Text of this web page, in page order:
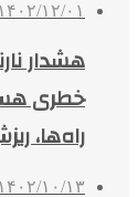
۱۴۰۲/۱۲/۰۱
راه‌ها،
۱۴۰۲/۱۰/۱۳